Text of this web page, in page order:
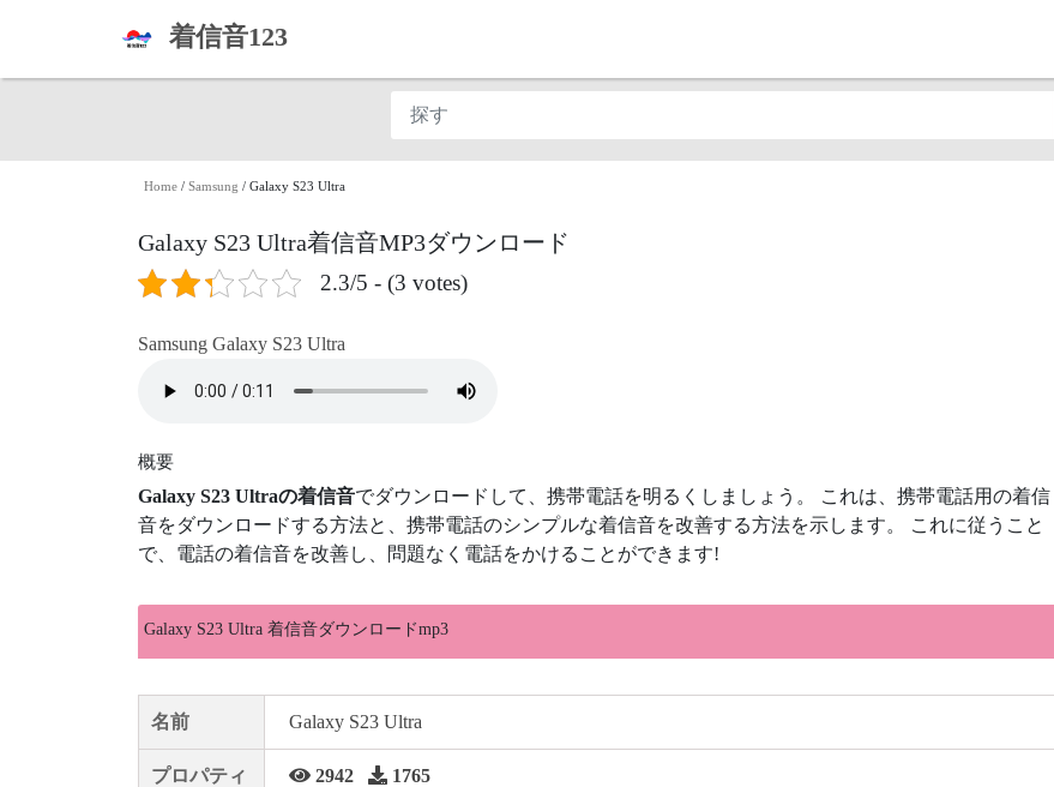
着信音123
Home / Samsung / Galaxy S23 Ultra
Galaxy S23 Ultra着信音MP3ダウンロード
2.3/5 - (3 votes)
Samsung Galaxy S23 Ultra
概要
Galaxy S23 Ultraの着信音でダウンロードして、携帯電話を明るくしましょう。 これは、携帯電話用の着信
音をダウンロードする方法と、携帯電話のシンプルな着信音を改善する方法を示します。 これに従うこと
で、電話の着信音を改善し、問題なく電話をかけることができます!
Galaxy S23 Ultra 着信音ダウンロードmp3
名前 Galaxy S23 Ultra
プロパティ 2942 1765